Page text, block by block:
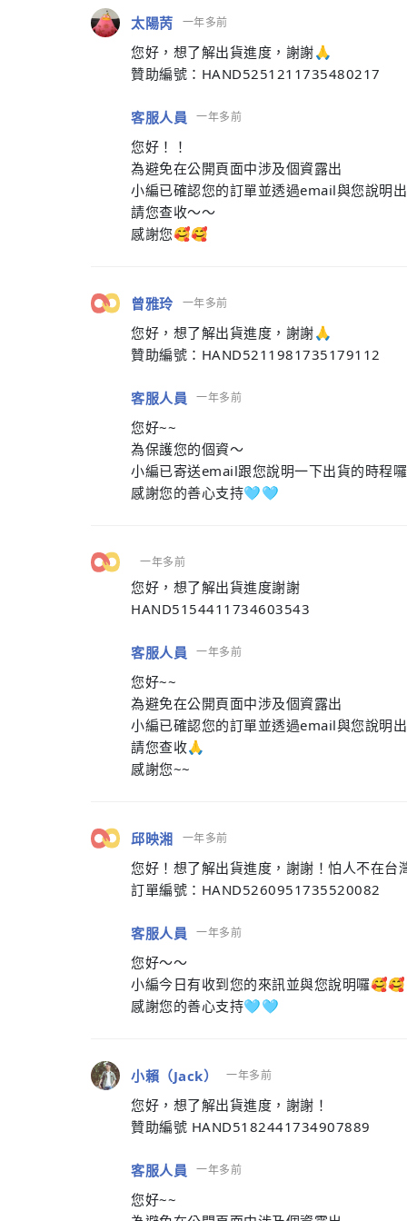
太陽苪 一年多前
您好，想了解出貨進度，謝謝🙏
贊助編號：HAND5251211735480217
客服人員 一年多前
您好！！
為避免在公開頁面中涉及個資露出
小編已確認您的訂單並透過email與您說明
請您查收～～
感謝您🥰🥰
曾雅玲 一年多前
您好，想了解出貨進度，謝謝🙏
贊助編號：HAND5211981735179112
客服人員 一年多前
您好~~
為保護您的個資～
小編已寄送email跟您說明一下出貨的時程
感謝您的善心支持🩵🩵
一年多前
您好，想了解出貨進度謝謝
HAND5154411734603543
客服人員 一年多前
您好~~
為避免在公開頁面中涉及個資露出
小編已確認您的訂單並透過email與您說明
請您查收🙏
感謝您~~
邱映湘 一年多前
您好！想了解出貨進度，謝謝！怕人不在台
訂單編號：HAND5260951735520082
客服人員 一年多前
您好～～
小編今日有收到您的來訊並與您說明囉🥰🥰
感謝您的善心支持🩵🩵
小賴（Jack） 一年多前
您好，想了解出貨進度，謝謝！
贊助編號 HAND5182441734907889
客服人員 一年多前
您好~~